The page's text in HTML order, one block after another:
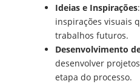
Ideias e Inspirações
inspirações visuais
trabalhos futuros.
Desenvolvimento
desenvolver
etapa do processo.